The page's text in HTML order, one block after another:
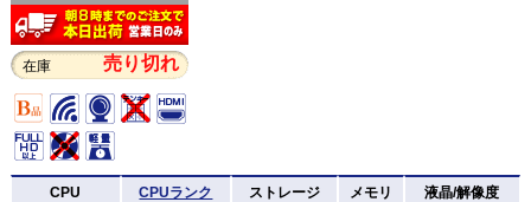
在庫 売り切れ
CPU CPUランク ストレージ メモリ 液晶/解像度